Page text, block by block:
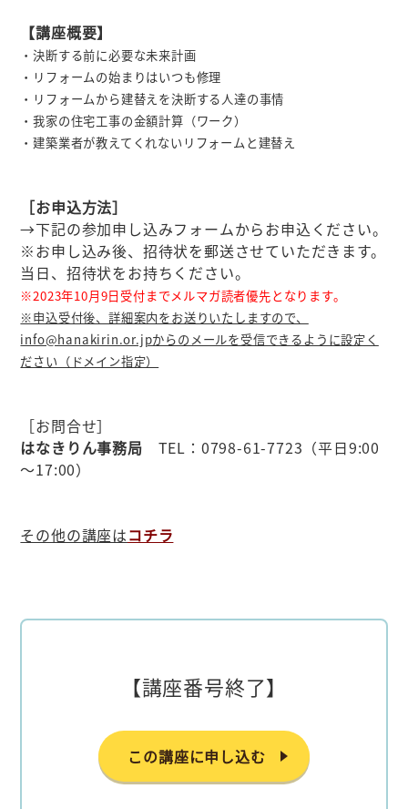
【講座概要】
・決断する前に必要な未来計画
・リフォームの始まりはいつも修理
・リフォームから建替えを決断する人達の事情
・我家の住宅工事の金額計算（ワーク）
・建築業者が教えてくれないリフォームと建替え
［お申込方法］
→下記の参加申し込みフォームからお申込ください。
※お申し込み後、招待状を郵送させていただきます。
当日、 招待状をお持ちください。
※2023年10月9日受付までメルマガ読者優先となります。
※申込受付後、詳細案内をお送りいたしますので、
info@hanakirin.or.jpからのメールを受信できるように設定く
ださい（ドメイン指定）
［お問合せ］
はなきりん事務局 TEL：0798-61-7723（平日9:00
～17:00）
その他の講座はコチラ
【講座番号終了】
この講座に申し込む